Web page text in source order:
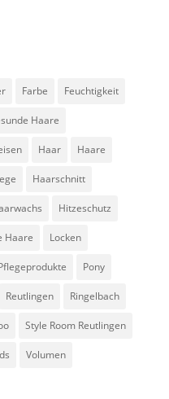
Farbe Feuchtigkeit
Haare
Haar Haare
Haarschnitt
Hitzeschutz
Haare Locken
Pony
Reutlingen Ringelbach
Style Room Reutlingen
Volumen